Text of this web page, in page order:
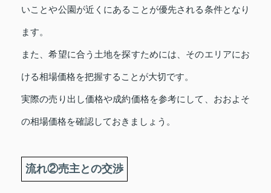
いことや公園が近くにあることが優先される条件となり
ます。
また、希望に合う土地を探すためには、そのエリアにお
ける相場価格を把握することが大切です。
実際の売り出し価格や成約価格を参考にして、おおよそ
の相場価格を確認しておきましょう。
流れ②売主との交渉